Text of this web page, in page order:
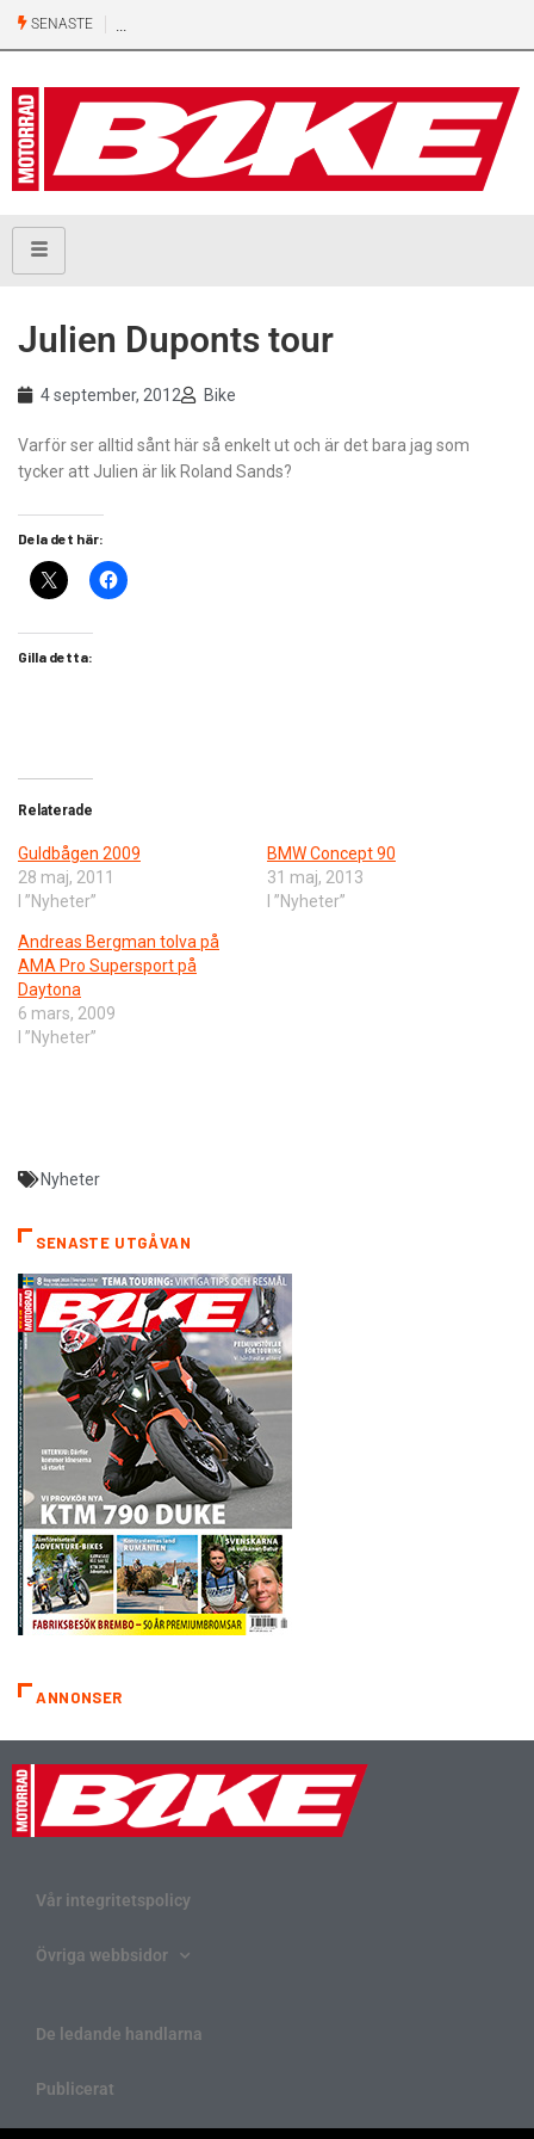
SENASTE
Julien Duponts tour
4 september, 2012 Bike
Varför ser alltid sånt här så enkelt ut och är det bara jag som
tycker att Julien är lik Roland Sands?
Dela det här:
Gilla detta:
Relaterade
Guldbågen 2009
28 maj, 2011
I ”Nyheter”
BMW Concept 90
31 maj, 2013
I ”Nyheter”
Andreas Bergman tolva på
AMA Pro Supersport på
Daytona
6 mars, 2009
I ”Nyheter”
Nyheter
SENASTE UTGÅVAN
ANNONSER
Vår integritetspolicy
Övriga webbsidor
De ledande handlarna
Publicerat